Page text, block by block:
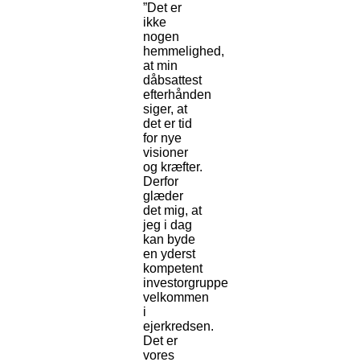
”Det er
ikke
nogen
hemmelighed,
at min
dåbsattest
efterhånden
siger, at
det er tid
for nye
visioner
og kræfter.
Derfor
glæder
det mig, at
jeg i dag
kan byde
en yderst
kompetent
investorgruppe
velkommen
i
ejerkredsen.
Det er
vores